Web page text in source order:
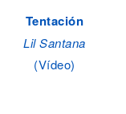
Tentación
Lil Santana
(Vídeo)